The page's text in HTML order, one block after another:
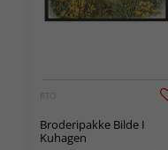
RTO
Broderipakke Bilde I
Kuhagen